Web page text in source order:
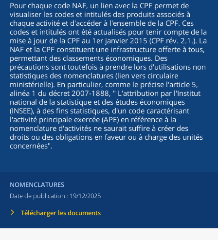
Pour chaque code NAF, un lien avec la CPF permet de
visualiser les codes et intitulés des produits associés à
chaque activité et d'accéder à l'ensemble de la CPF. Ces
codes et intitulés ont été actualisés pour tenir compte de la
mise à jour de la CPF au 1er janvier 2015 (CPF rév. 2.1.). La
NAF et la CPF constituent une infrastructure offerte à tous,
permettant des classements économiques. Des
précautions sont toutefois à prendre lors d'utilisations non
statistiques des nomenclatures (lien vers circulaire
ministérielle). En particulier, comme le précise l'article 5,
alinéa 1 du décret 2007-1888, " L'attribution par l'Institut
national de la statistique et des études économiques
(INSEE), à des fins statistiques, d'un code caractérisant
l'activité principale exercée (APE) en référence à la
nomenclature d'activités ne saurait suffire à créer des
droits ou des obligations en faveur ou à charge des unités
concernées".
NOMENCLATURES
Date de publication : 19/12/2025
Télécharger les documents